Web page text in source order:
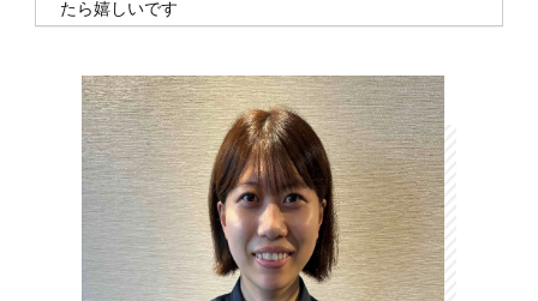
たら嬉しいです